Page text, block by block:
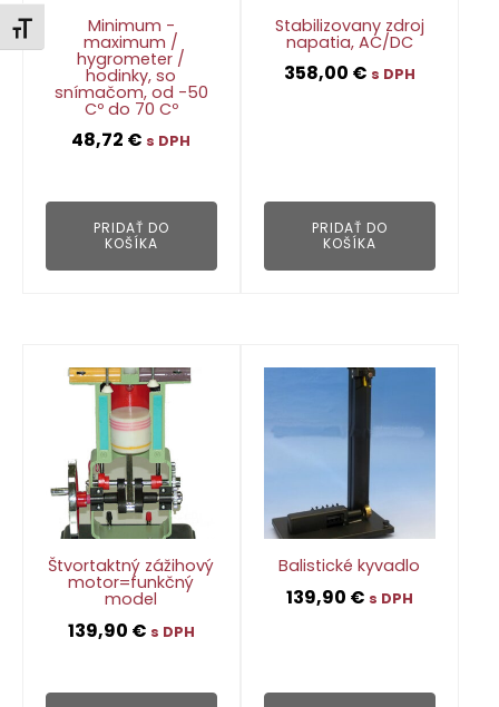
Zmeniť veľkosť písma
Minimum -
maximum /
hygrometer /
hodinky, so
snímačom, od -50
Cº do 70 Cº
48,72 € s DPH
PRIDAŤ DO
KOŠÍKA
Stabilizovany zdroj
napatia, AC/DC
358,00 € s DPH
PRIDAŤ DO
KOŠÍKA
Štvortaktný zážihový
motor=funkčný
model
139,90 € s DPH
Balistické kyvadlo
139,90 € s DPH